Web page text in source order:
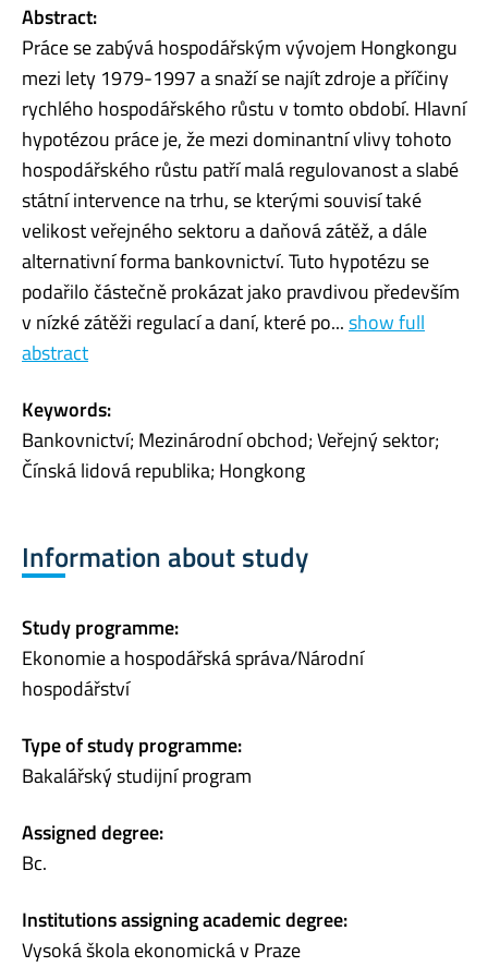
Abstract:
Práce se zabývá hospodářským vývojem Hongkongu
mezi lety 1979-1997 a snaží se najít zdroje a příčiny
rychlého hospodářského růstu v tomto období. Hlavní
hypotézou práce je, že mezi dominantní vlivy tohoto
hospodářského růstu patří malá regulovanost a slabé
státní intervence na trhu, se kterými souvisí také
velikost veřejného sektoru a daňová zátěž, a dále
alternativní forma bankovnictví. Tuto hypotézu se
podařilo částečně prokázat jako pravdivou především
v nízké zátěži regulací a daní, které po...show full
abstract
Keywords:
Bankovnictví; Mezinárodní obchod; Veřejný sektor;
Čínská lidová republika; Hongkong
Information about study
Study programme:
Ekonomie a hospodářská správa/Národní
hospodářství
Type of study programme:
Bakalářský studijní program
Assigned degree:
Bc.
Institutions assigning academic degree:
Vysoká škola ekonomická v Praze